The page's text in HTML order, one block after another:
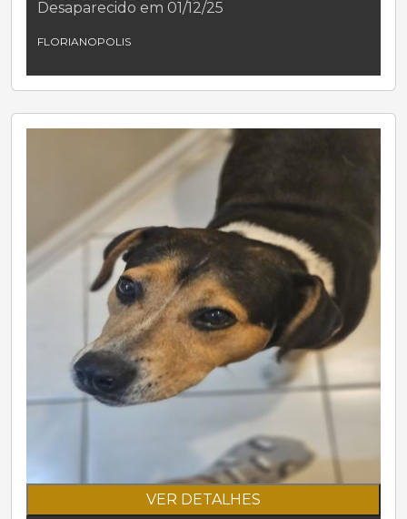
Desaparecido em 01/12/25
FLORIANOPOLIS
VER DETALHES